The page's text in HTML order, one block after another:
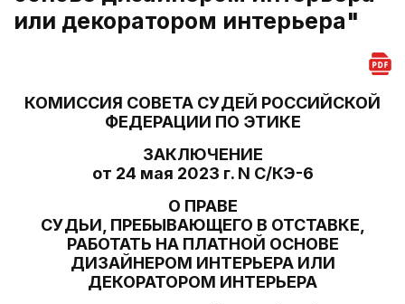
или декоратором интерьера"
КОМИССИЯ СОВЕТА СУДЕЙ РОССИЙСКОЙ
ФЕДЕРАЦИИ ПО ЭТИКЕ
ЗАКЛЮЧЕНИЕ
от 24 мая 2023 г. N С/КЭ-6
О ПРАВЕ
СУДЬИ, ПРЕБЫВАЮЩЕГО В ОТСТАВКЕ,
РАБОТАТЬ НА ПЛАТНОЙ ОСНОВЕ
ДИЗАЙНЕРОМ ИНТЕРЬЕРА ИЛИ
ДЕКОРАТОРОМ ИНТЕРЬЕРА